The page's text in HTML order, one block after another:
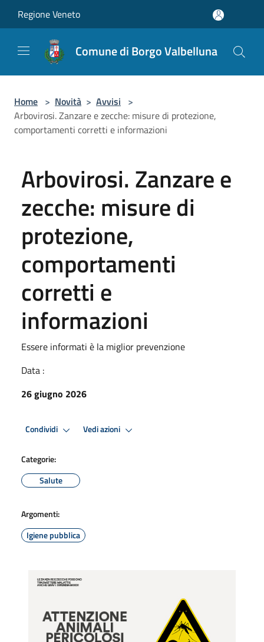
Regione Veneto
Comune di Borgo Valbelluna
Home > Novità > Avvisi >
Arbovirosi. Zanzare e zecche: misure di protezione,
comportamenti corretti e informazioni
Arbovirosi. Zanzare e
zecche: misure di
protezione,
comportamenti
corretti e
informazioni
Essere informati è la miglior prevenzione
Data :
26 giugno 2026
Condividi Vedi azioni
Categorie:
Salute
Argomenti:
Igiene pubblica